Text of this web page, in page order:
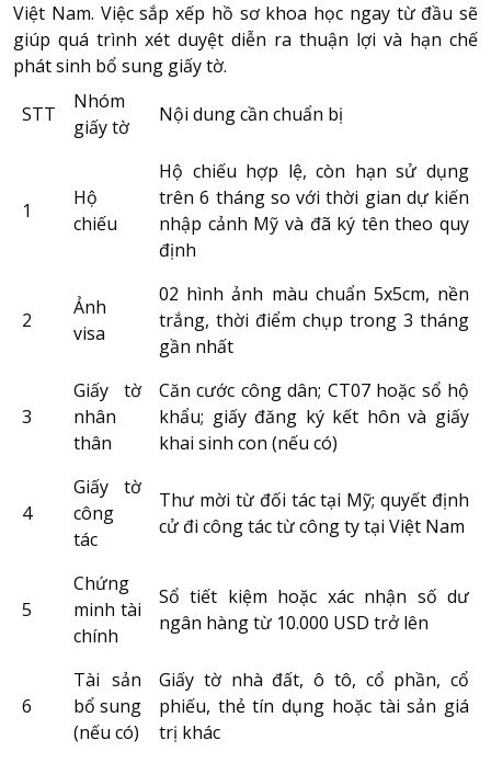
Việt Nam. Việc sắp xếp hồ sơ khoa học ngay từ đầu sẽ
giúp quá trình xét duyệt diễn ra thuận lợi và hạn chế
phát sinh bổ sung giấy tờ.
STT
Nhóm
giấy tờ
Nội dung cần chuẩn bị
1
Hộ
chiếu
Hộ chiếu hợp lệ, còn hạn sử dụng
trên 6 tháng so với thời gian dự kiến
nhập cảnh Mỹ và đã ký tên theo quy
định
2
Ảnh
visa
02 hình ảnh màu chuẩn 5x5cm, nền
trắng, thời điểm chụp trong 3 tháng
gần nhất
3
Giấy tờ
nhân
thân
Căn cước công dân; CT07 hoặc sổ hộ
khẩu; giấy đăng ký kết hôn và giấy
khai sinh con (nếu có)
4
Giấy tờ
công
tác
Thư mời từ đối tác tại Mỹ; quyết định
cử đi công tác từ công ty tại Việt Nam
5
Chứng
minh tài
chính
Sổ tiết kiệm hoặc xác nhận số dư
ngân hàng từ 10.000 USD trở lên
6
Tài sản
bổ sung
(nếu có)
Giấy tờ nhà đất, ô tô, cổ phần, cổ
phiếu, thẻ tín dụng hoặc tài sản giá
trị khác